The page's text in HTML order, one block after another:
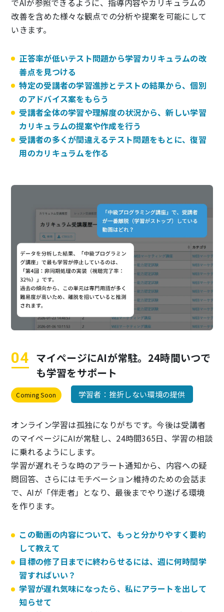
改善を含めた様々な観点での分析や提案を可能にして
いきます。
正答率が低いテスト問題から学習カリキュラムの改
善点を見つける
特定の受講者の学習進捗とテストの結果から、個別
のアドバイス案をもらう
受講者全体の学習や理解度の状況から、新しい学習
カリキュラムの提案や作成を行う
受講者の多くが間違えるテスト問題をもとに、復習
用のカリキュラムを作る
マイページにAIが常駐。 24時間いつで
も学習をサポート
Coming Soon 学習者：挫折しない環境の提供
オンライン学習は孤独になりがちです。今後は受講者
のマイページにAIが常駐し、24時間365日、学習の相談
に乗れるようにします。
学習が遅れそうな時のアラート通知から、内容への疑
問回答、さらにはモチベーション維持のための会話ま
で、AIが「伴走者」となり、最後までやり遂げる環境
を作ります。
この動画の内容について、もっと分かりやすく要約
して教えて
目標の修了日までに終わらせるには、週に何時間学
習すればいい？
学習が遅れ気味になったら、私にアラートを出して
知らせて